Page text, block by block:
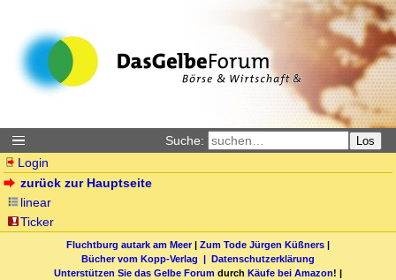
Suche: Los
Login
zurück zur Hauptseite
linear
Ticker
Fluchtburg autark am Meer| Zum Tode Jürgen Küßners |
Bücher vom Kopp-Verlag | Datenschutzerklärung
Unterstützen Sie das Gelbe Forum durch Käufe bei Amazon! |